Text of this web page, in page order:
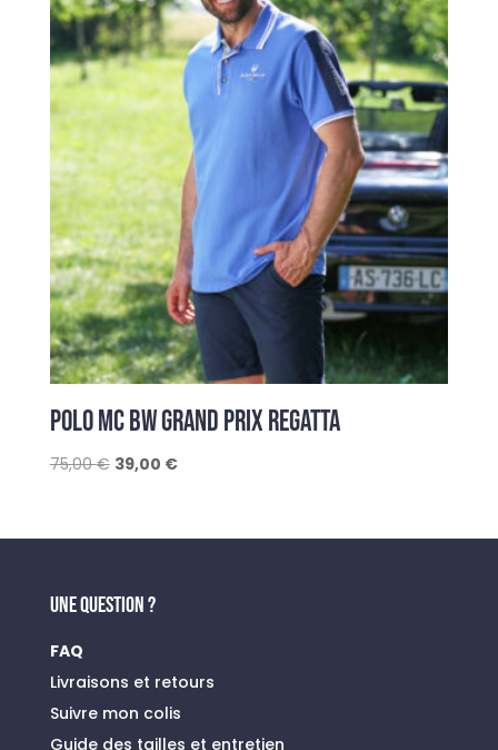
POLO MC BW GRAND PRIX REGATTA
75,00€ Le
était :
39,00 €Le
est :
UNE QUESTION ?
FAQ
Livraisons et retours
Suivre mon colis
Guide des tailles et entretien